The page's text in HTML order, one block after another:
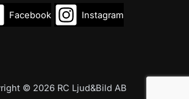
Facebook Instagram
© 2026 RC Ljud&Bild AB